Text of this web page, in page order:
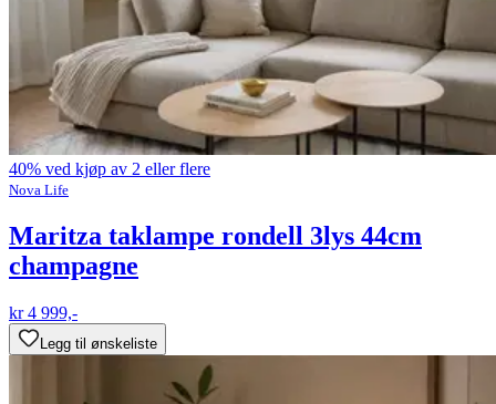
40% ved kjøp av 2 eller flere
Nova Life
Maritza taklampe rondell 3lys 44cm
champagne
kr 4 999,-
Legg til ønskeliste